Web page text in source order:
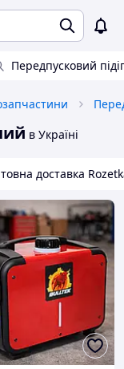
Передпусковий
в Україні
доставка